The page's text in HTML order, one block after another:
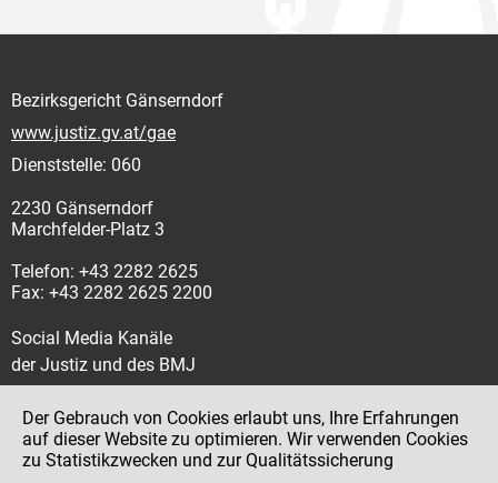
Bezirksgericht Gänserndorf
www.justiz.gv.at/gae
Dienststelle: 060
2230 Gänserndorf
Marchfelder-Platz 3
Telefon: +43 2282 2625
Fax: +43 2282 2625 2200
Social Media Kanäle
der Justiz und des BMJ
Impressum
Der Gebrauch von Cookies erlaubt uns, Ihre Erfahrungen
auf dieser Website zu optimieren. Wir verwenden Cookies
zu Statistikzwecken und zur Qualitätssicherung